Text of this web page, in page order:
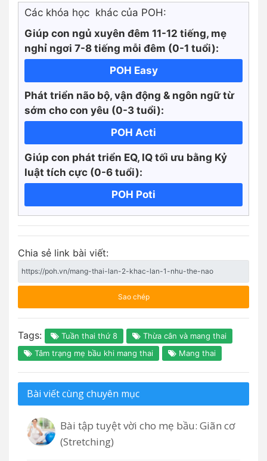
Các khóa học khác của POH:
Giúp con ngủ xuyên đêm 11-12 tiếng, mẹ
nghỉ ngơi 7-8 tiếng mỗi đêm (0-1 tuổi):
POH Easy
Phát triển não bộ, vận động & ngôn ngữ từ
sớm cho con yêu (0-3 tuổi):
POH Acti
Giúp con phát triển EQ, IQ tối ưu bằng Kỷ
luật tích cực (0-6 tuổi):
POH Poti
Chia sẻ link bài viết:
Sao chép
Tags: Tuần thai thứ 8
Thừa cân và mang thai
Tâm trạng mẹ bầu khi mang thai
Mang thai
Bài viết cùng chuyên mục
Bài tập tuyệt vời cho mẹ bầu: Giãn cơ
(Stretching)